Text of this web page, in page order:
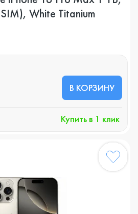
White Titanium
В КОРЗИНУ
Купить в 1 клик